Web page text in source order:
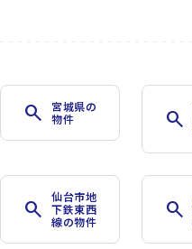
search
宮城県の
物件
search
search
仙台市地
下鉄東西
線の物件
search